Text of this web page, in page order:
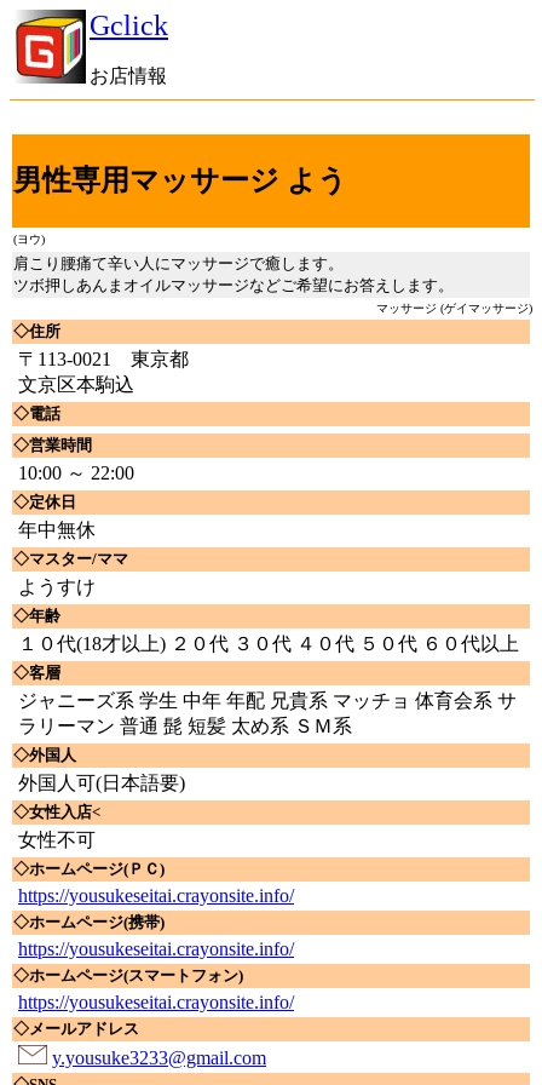
Gclick
お店情報
男性専用マッサージ よう
(ヨウ)
肩こり腰痛て辛い人にマッサージで癒します。
ツボ押しあんまオイルマッサージなどご希望にお答えします。
マッサージ (ゲイマッサージ)
◇住所
〒113-0021 東京都
文京区本駒込
◇電話
◇営業時間
10:00 ～ 22:00
◇定休日
年中無休
◇マスター/ママ
ようすけ
◇年齢
１０代(18才以上) ２０代 ３０代 ４０代 ５０代 ６０代以上
◇客層
ジャニーズ系 学生 中年 年配 兄貴系 マッチョ 体育会系 サ
ラリーマン 普通 髭 短髪 太め系 ＳＭ系
◇外国人
外国人可(日本語要)
◇女性入店<
女性不可
◇ホームページ(ＰＣ)
https://yousukeseitai.crayonsite.info/
◇ホームページ(携帯)
https://yousukeseitai.crayonsite.info/
◇ホームページ(スマートフォン)
https://yousukeseitai.crayonsite.info/
◇メールアドレス
y.yousuke3233@gmail.com